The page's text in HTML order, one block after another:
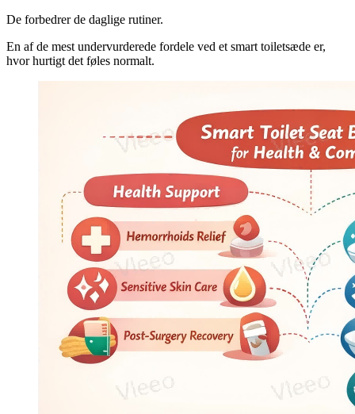
De forbedrer de daglige rutiner.
En af de mest undervurderede fordele ved et smart toiletsæde er,
hvor hurtigt det føles normalt.